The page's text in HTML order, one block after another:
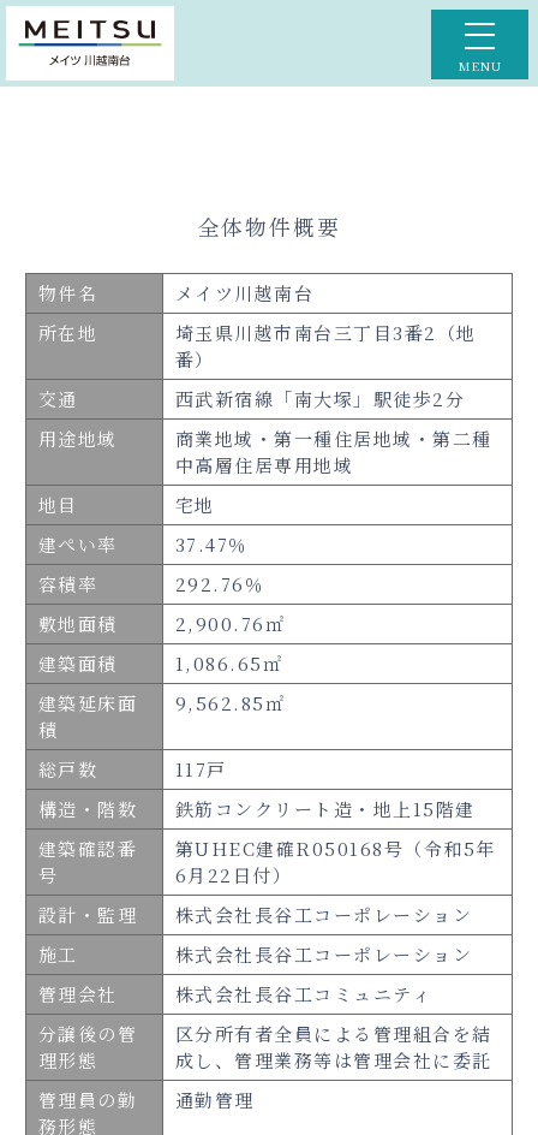
MENU
MODELROOM BRAND
OUTLINE
さらに、パスワードの入力で
詳しい情報をご覧いただけます。
予約をお願いします！
全体物件概要
物件名
メイツ川越南台
所在地
埼玉県川越市南台三丁目3番2（地
番）
交通
西武新宿線「南大塚」駅徒歩2分
用途地域
商業地域・第一種住居地域・第二種
中高層住居専用地域
地目
宅地
建ぺい率
37.47％
容積率
292.76％
敷地面積
2,900.76㎡
建築面積
1,086.65㎡
建築延床面
積
9,562.85㎡
総戸数
117戸
構造・階数
鉄筋コンクリート造・地上15階建
建築確認番
号
第UHEC建確R050168号（令和5年
6月22日付）
設計・監理
株式会社長谷工コーポレーション
施工
株式会社長谷工コーポレーション
管理会社
株式会社長谷工コミュニティ
分譲後の管
理形態
区分所有者全員による管理組合を結
成し、管理業務等は管理会社に委託
管理員の勤
務形態
通勤管理